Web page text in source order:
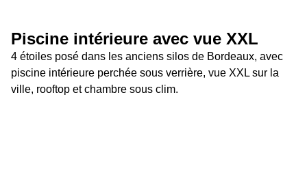
Piscine intérieure avec vue XXL
4 étoiles posé dans les anciens silos de Bordeaux, avec
piscine intérieure perchée sous verrière, vue XXL sur la
ville, rooftop et chambre sous clim.